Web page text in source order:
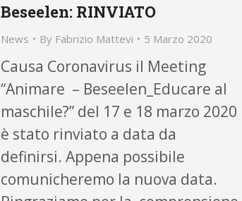
Beseelen: RINVIATO
News By Fabrizio Mattevi 5 Marzo 2020
Causa Coronavirus il Meeting
“Animare – Beseelen_Educare al
maschile?” del 17 e 18 marzo 2020
è stato rinviato a data da
definirsi. Appena possibile
comunicheremo la nuova data.